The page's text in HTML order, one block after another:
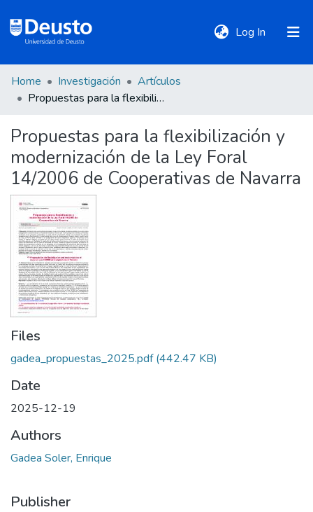
Log In (current)
DeustoTeka
Communities
&
Collections
All of DSpace
Statistics
Policies
Home Investigación
Artículos
Propuestas para la flexibilización y modernización de la Ley Foral 14/2006 de Cooperativas de Navarra
Propuestas para la flexibilización y
modernización de la Ley Foral
14/2006 de Cooperativas de Navarra
Files
gadea_propuestas_2025.pdf(442.47 KB)
Date
2025-12-19
Authors
Gadea Soler, Enrique
Publisher